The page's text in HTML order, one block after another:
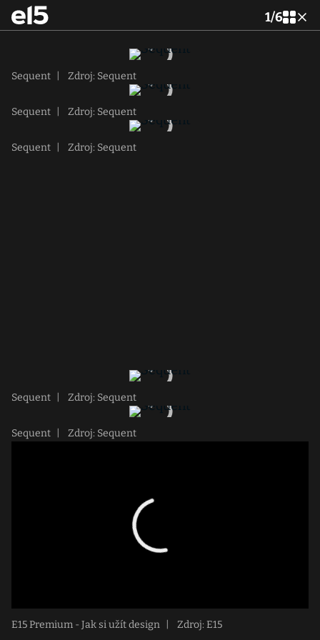
1/6
Sequent Zdroj: Sequent
Sequent Zdroj: Sequent
Sequent Zdroj: Sequent
Sequent Zdroj: Sequent
Sequent Zdroj: Sequent
E15 Premium - Jak si užít design Zdroj: E15